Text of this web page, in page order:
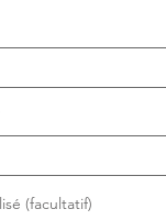
(facultatif)